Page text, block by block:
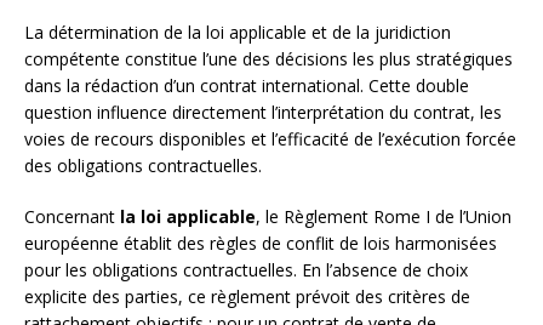
La détermination de la loi applicable et de la juridiction
compétente constitue l’une des décisions les plus stratégiques
dans la rédaction d’un contrat international. Cette double
question influence directement l’interprétation du contrat, les
voies de recours disponibles et l’efficacité de l’exécution forcée
des obligations contractuelles.
Concernant la loi applicable, le Règlement Rome I de l’Union
européenne établit des règles de conflit de lois harmonisées
pour les obligations contractuelles. En l’absence de choix
explicite des parties, ce règlement prévoit des critères de